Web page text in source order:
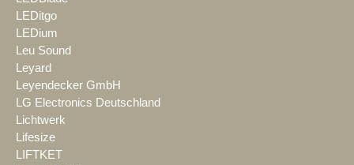
LEDitgo
LEDium
Leu Sound
Leyard
Leyendecker GmbH
LG Electronics Deutschland
Lichtwerk
Lifesize
LIFTKET